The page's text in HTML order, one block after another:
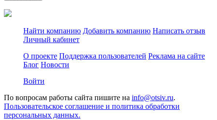
Найти компанию Добавить компанию Написать отзыв
Личный кабинет
О проекте Поддержка пользователей Реклама на сайте
Блог Новости
Войти
По вопросам работы сайта пишите на info@otsiv.ru.
Пользовательское соглашение и политика обработки
персональных данных.